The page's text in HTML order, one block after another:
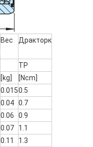
Вес
Дракторк
ТР
[kg]
[Ncm]
0.0150.5
0.04 0.7
0.06
0.9
0.07
1.1
0.11
1.3